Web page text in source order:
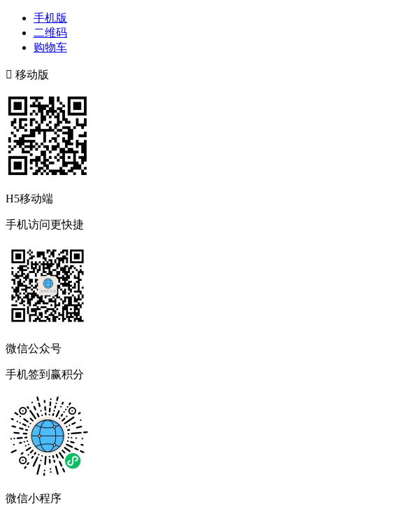
手机版
二维码
购物车
 移动版
H5移动端
手机访问更快捷
微信公众号
手机签到赢积分
微信小程序